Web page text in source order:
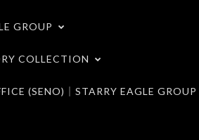
GROUP
COLLECTION
(SENO)｜STARRY EAGLE GROUP